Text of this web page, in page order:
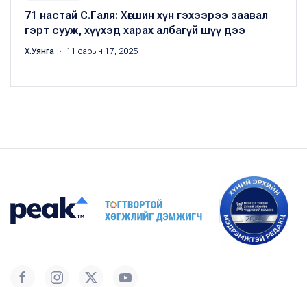
71 настай С.Галя: Хөгшин хүн гэхээрээ заавал
гэрт сууж, хүүхэд харах албагүй шүү дээ
Х.Уянга ・ 11 сарын 17, 2025